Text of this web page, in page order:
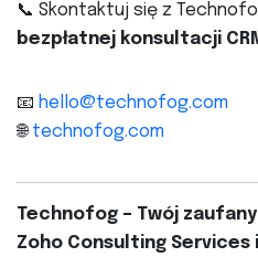
📞 Skontaktuj się z
bezpłatnej konsultacji
📧 hello@technofog.com
🌐technofog.com
Technofog – Twój
Zoho Consulting Services